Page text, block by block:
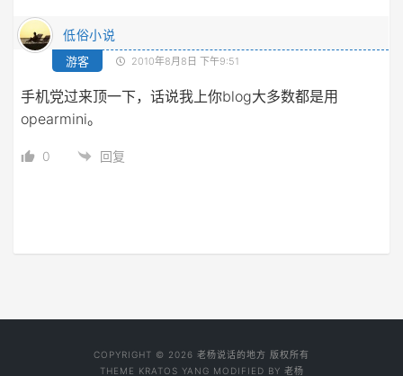
低俗小说
游客 2010年8月8日 下午9:51
手机党过来顶一下，话说我上你blog大多数都是用
opearmini。
0 回复
COPYRIGHT © 2026 老杨说话的地方 版权所有
THEME KRATOS YANG MODIFIED BY 老杨